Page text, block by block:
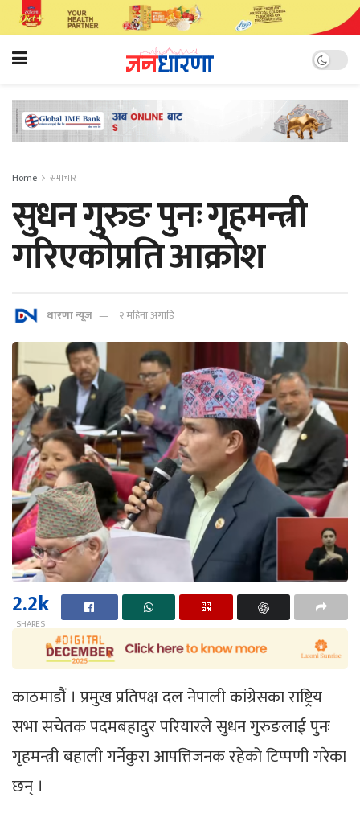
Home समाचार
सुधन गुरुङ पुनः गृहमन्त्री
गरिएकाेप्रति आक्रोश
धारणा न्यूज २ महिना अगाडि
2.2k
SHARES
काठमाडौं । प्रमुख प्रतिपक्ष दल नेपाली कांग्रेसका राष्ट्रिय
सभा सचेतक पदमबहादुर परियारले सुधन गुरुङलाई पुनः
गृहमन्त्री बहाली गर्नेकुरा आपत्तिजनक रहेको टिप्पणी गरेका
छन् ।